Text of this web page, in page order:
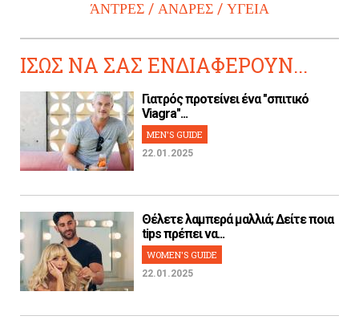
ΆΝΤΡΕΣ
ΑΝΔΡΕΣ ΥΓΕΙΑ
ΙΣΩΣ ΝΑ ΣΑΣ ΕΝΔΙΑΦΕΡΟΥΝ...
Γιατρός προτείνει ένα "σπιτικό
Viagra"...
MEN'S GUIDE
22.01.2025
Θέλετε λαμπερά μαλλιά; Δείτε ποια
tips πρέπει να...
WOMEN'S GUIDE
22.01.2025